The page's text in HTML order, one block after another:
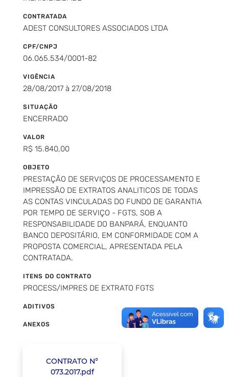
CONTRATADA
ADEST CONSULTORES ASSOCIADOS LTDA
CPF/CNPJ
06.065.534/0001-82
VIGÊNCIA
28/08/2017 à 27/08/2018
SITUAÇÃO
ENCERRADO
VALOR
R$ 15.840,00
OBJETO
PRESTAÇÃO DE SERVIÇOS DE PROCESSAMENTO E
IMPRESSÃO DE EXTRATOS ANALITICOS DE TODAS
AS CONTAS VINCULADAS DO FUNDO DE GARANTIA
POR TEMPO DE SERVIÇO - FGTS, SOB A
RESPONSABILIDADE DO BANPARÁ, ENQUANTO
BANCO DEPOSITÁRIO, EM CONFORMIDADE COM A
PROPOSTA COMERCIAL, APRESENTADA PELA
CONTRATADA.
ITENS DO CONTRATO
PROCESS/IMPRES DE EXTRATO FGTS
ADITIVOS
ANEXOS
CONTRATO N°
073.2017.pdf